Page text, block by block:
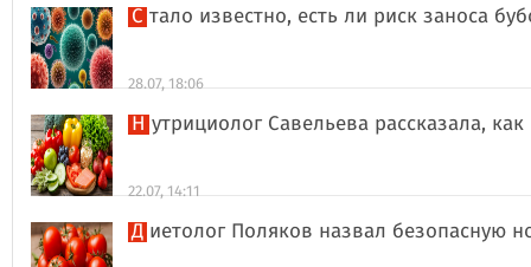
Стало известно, есть ли риск заноса
28.07, 18:06
Нутрициолог Савельева рассказала,
22.07, 14:11
Диетолог Поляков назвал безопасную